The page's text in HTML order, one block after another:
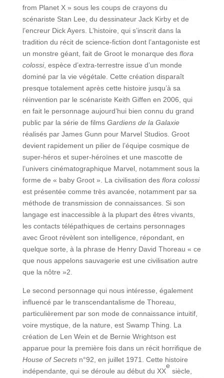
from Planet X » sous les coups de crayons du
scénariste Stan Lee, du dessinateur Jack Kirby et de
l’encreur Dick Ayers. L’histoire, qui s’inscrit dans la
tradition du récit de science-fiction dont l’antagoniste est
un monstre géant, fait de Groot le monarque des flora
colossi, espèce d’extra-terrestre issue d’un monde
dominé par la vie végétale. Cette création disparaît
presque totalement après cette histoire jusqu’à sa
réinvention par le scénariste Keith Giffen en 2006, qui
en fait le personnage aujourd’hui bien connu du grand
public par la série de films Gardiens de la Galaxie
réalisés par James Gunn pour Marvel Studios. Groot
devient rapidement un pilier de l’équipe cosmique de
super-héros et super-héroïnes et une mascotte de
l’univers cinématographique Marvel, notamment sous la
forme de « baby Groot ». La civilisation des flora colossi
est présentée comme très avancée, notamment par sa
méthode de transmission de connaissances. Si son
langage est inaccessible à la plupart des êtres vivants,
les contacts télépathiques de certains personnages
avec Groot révèlent son intelligence, répondant, en
quelque sorte, à la phrase de Henry David Thoreau « ce
que nous appelons sauvagerie est une civilisation autre
que la nôtre »2.
Le second personnage qui nous intéresse, également
influencé par le transcendantalisme de Thoreau,
particulièrement par son mode de connaissance intuitif,
voire mystique, de la nature, est Swamp Thing. La
création de Len Wein et de Bernie Wrightson est
apparue pour la première fois dans un récit horrifique de
House of Secrets n°92, en juillet 1971. Cette histoire
indépendante, qui se déroule au début du XX
e
siècle,